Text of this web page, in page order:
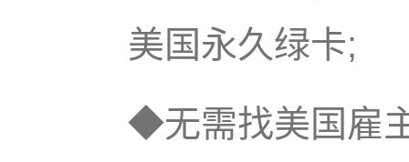
美国永久绿卡;
◆无需找美国雇